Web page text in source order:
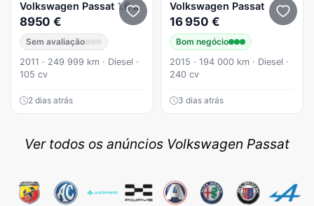
Volkswagen Passat 1.6 TDI BlueMotion
8950 €
Sem avaliação
2011 · 249 999 km · Diesel ·
105 cv
2 dias atrás
Volkswagen Passat
16 950 €
Bom negócio
2015 · 194 000 km · Diesel ·
240 cv
3 dias atrás
Ver todos os anúncios Volkswagen Passat